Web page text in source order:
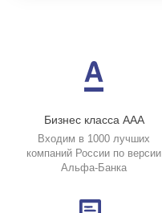
Бизнес класса ААА
Входим в 1000 лучших
компаний России по версии
Альфа-Банка